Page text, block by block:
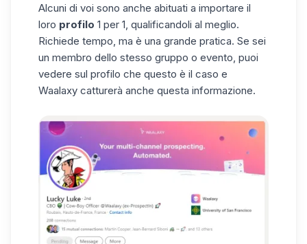
Alcuni di voi sono anche abituati a importare il
loro profilo 1 per 1, qualificandoli al meglio.
Richiede tempo, ma è una grande pratica. Se sei
un membro dello stesso gruppo o evento, puoi
vedere sul profilo che questo è il caso e
Waalaxy catturerà anche questa informazione.